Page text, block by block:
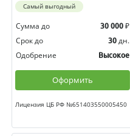
Самый выгодный
Сумма до 30 000 ₽
Срок до
30 дн.
Одобрение
Высокое
Оформить
Лицензия ЦБ РФ №651403550005450